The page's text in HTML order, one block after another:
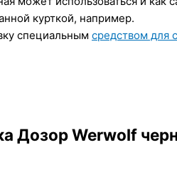
курткой, например.
специальным средством для
Дозор Werwolf